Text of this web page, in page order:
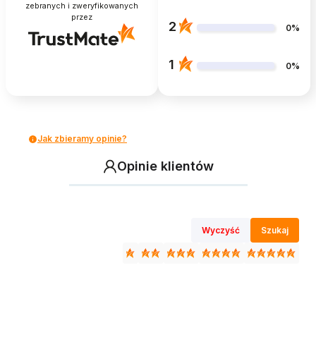
zebranych i zweryfikowanych
przez
2 0%
1 0%
Jak zbieramy opinie?
Opinie klientów
Wyczyść Szukaj